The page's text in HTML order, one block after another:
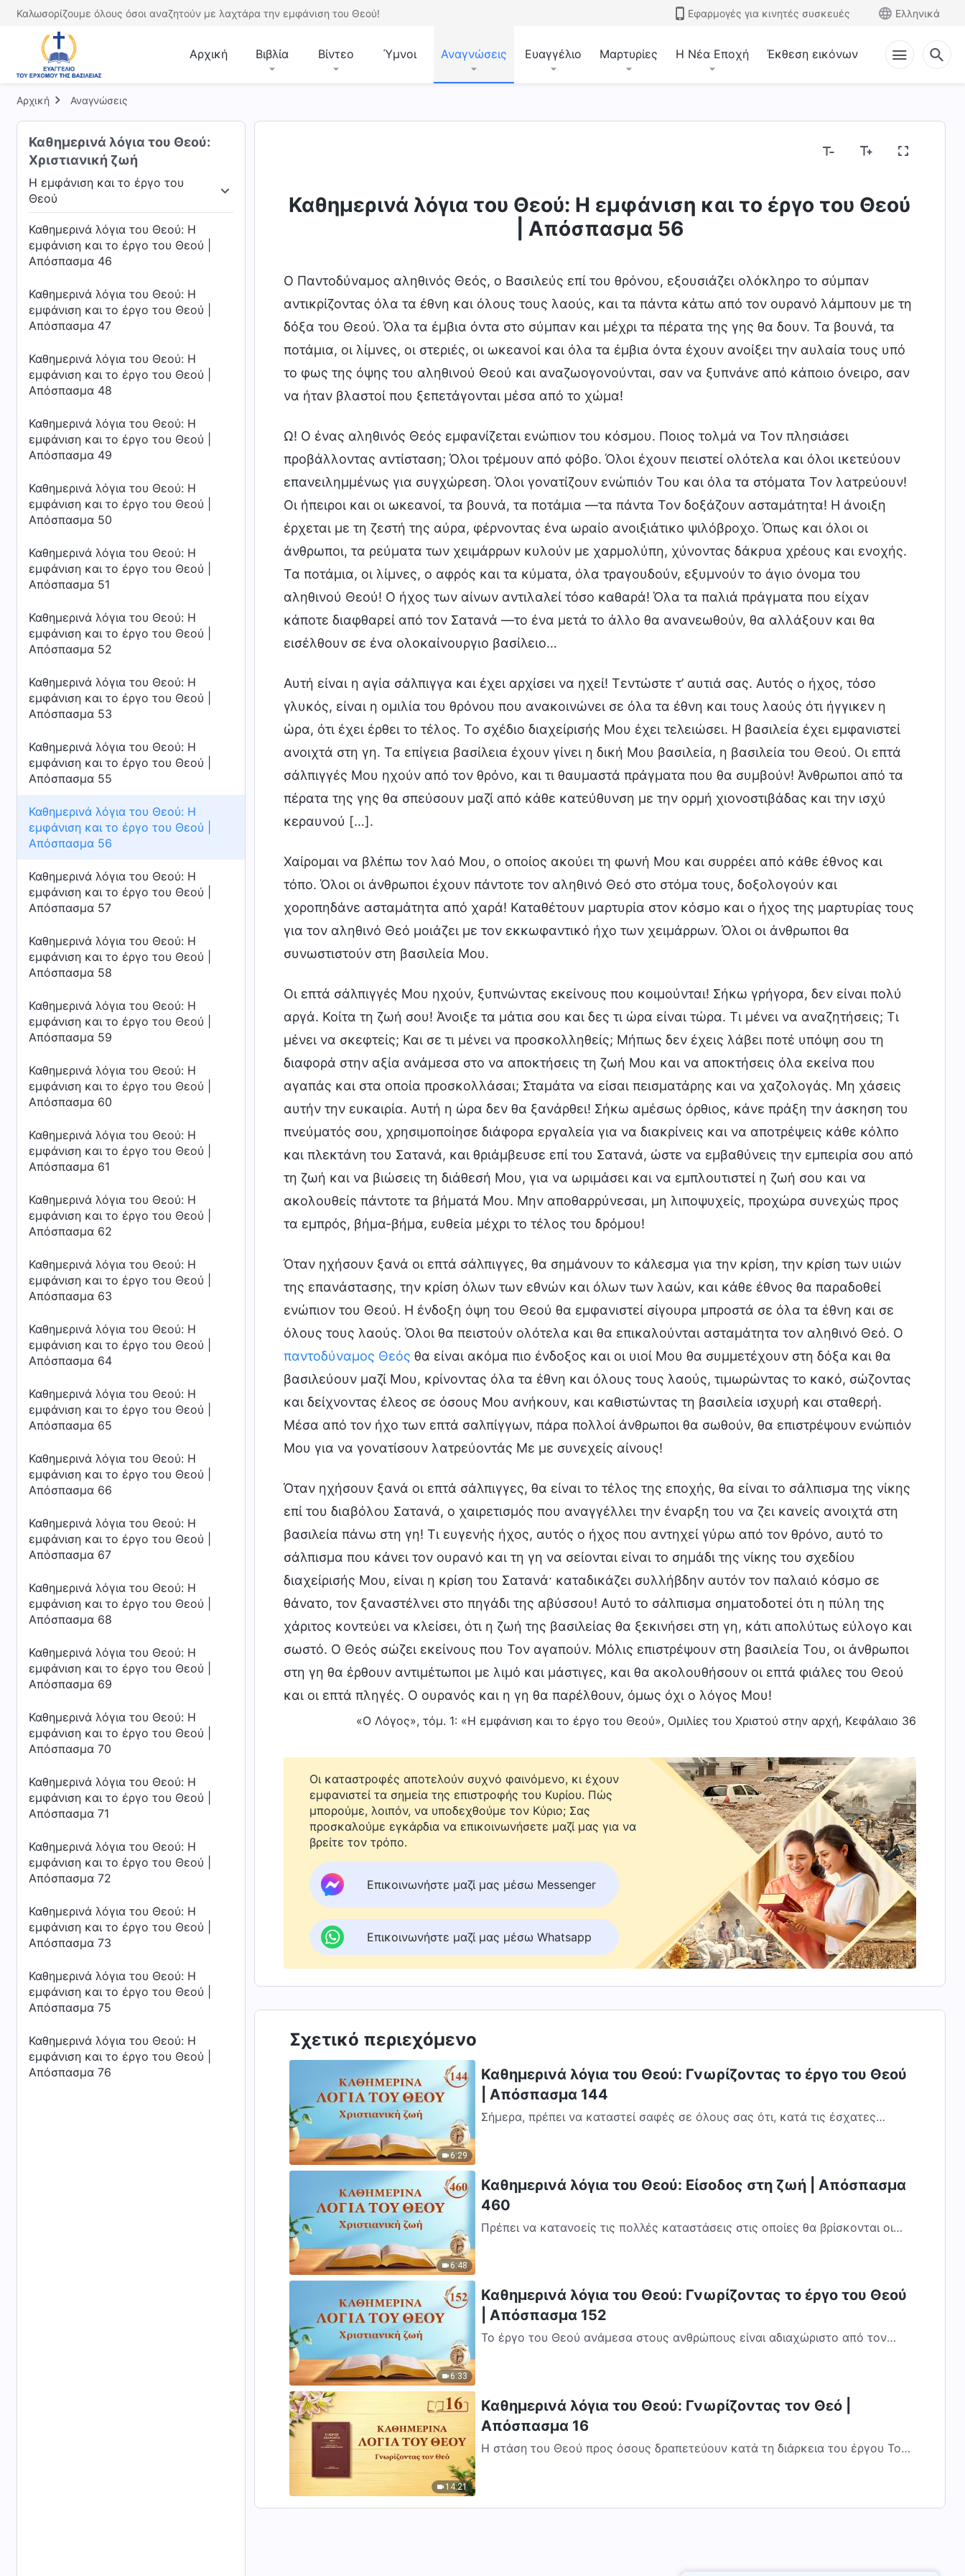
Καλωσορίζουμε όλους όσοι αναζητούν με λαχτάρα την εμφάνιση του Θεού! Εφαρμογές για κινητές συσκευές Ελληνικά
Αρχική Βιβλία Βίντεο Ύμνοι Αναγνώσεις Ευαγγέλιο Μαρτυρίες Η Νέα Εποχή Έκθεση εικόνων
Αρχική Αναγνώσεις
Καθημερινά λόγια του Θεού:
Χριστιανική ζωή
Η εμφάνιση και το έργο του
Θεού
έργου Η εμφάνιση και το έργο του Θεού Η κρίση τις έσχατες ημέρες Η ενσάρκωση Γνωρίζοντας το έργο του Θεού Η διάθεση του Θεού
Καθημερινά λόγια του Θεού: Η
εμφάνιση και το έργο του Θεού |
Απόσπασμα 46
Καθημερινά λόγια του Θεού: Η
εμφάνιση και το έργο του Θεού |
Απόσπασμα 47
Καθημερινά λόγια του Θεού: Η
εμφάνιση και το έργο του Θεού |
Απόσπασμα 48
Καθημερινά λόγια του Θεού: Η
εμφάνιση και το έργο του Θεού |
Απόσπασμα 49
Καθημερινά λόγια του Θεού: Η
εμφάνιση και το έργο του Θεού |
Απόσπασμα 50
Καθημερινά λόγια του Θεού: Η
εμφάνιση και το έργο του Θεού |
Απόσπασμα 51
Καθημερινά λόγια του Θεού: Η
εμφάνιση και το έργο του Θεού |
Απόσπασμα 52
Καθημερινά λόγια του Θεού: Η
εμφάνιση και το έργο του Θεού |
Απόσπασμα 53
Καθημερινά λόγια του Θεού: Η
εμφάνιση και το έργο του Θεού |
Απόσπασμα 55
Καθημερινά λόγια του Θεού: Η
εμφάνιση και το έργο του Θεού |
Απόσπασμα 56
Καθημερινά λόγια του Θεού: Η
εμφάνιση και το έργο του Θεού |
Απόσπασμα 57
Καθημερινά λόγια του Θεού: Η
εμφάνιση και το έργο του Θεού |
Απόσπασμα 58
Καθημερινά λόγια του Θεού: Η
εμφάνιση και το έργο του Θεού |
Απόσπασμα 59
Καθημερινά λόγια του Θεού: Η
εμφάνιση και το έργο του Θεού |
Απόσπασμα 60
Καθημερινά λόγια του Θεού: Η
εμφάνιση και το έργο του Θεού |
Απόσπασμα 61
Καθημερινά λόγια του Θεού: Η
εμφάνιση και το έργο του Θεού |
Απόσπασμα 62
Καθημερινά λόγια του Θεού: Η
εμφάνιση και το έργο του Θεού |
Απόσπασμα 63
Καθημερινά λόγια του Θεού: Η
εμφάνιση και το έργο του Θεού |
Απόσπασμα 64
Καθημερινά λόγια του Θεού: Η
εμφάνιση και το έργο του Θεού |
Απόσπασμα 65
Καθημερινά λόγια του Θεού: Η
εμφάνιση και το έργο του Θεού |
Απόσπασμα 66
Καθημερινά λόγια του Θεού: Η
εμφάνιση και το έργο του Θεού |
Απόσπασμα 67
Καθημερινά λόγια του Θεού: Η
εμφάνιση και το έργο του Θεού |
Απόσπασμα 68
Καθημερινά λόγια του Θεού: Η
εμφάνιση και το έργο του Θεού |
Απόσπασμα 69
Καθημερινά λόγια του Θεού: Η
εμφάνιση και το έργο του Θεού |
Απόσπασμα 70
Καθημερινά λόγια του Θεού: Η
εμφάνιση και το έργο του Θεού |
Απόσπασμα 71
Καθημερινά λόγια του Θεού: Η
εμφάνιση και το έργο του Θεού |
Απόσπασμα 72
Καθημερινά λόγια του Θεού: Η
εμφάνιση και το έργο του Θεού |
Απόσπασμα 73
Καθημερινά λόγια του Θεού: Η
εμφάνιση και το έργο του Θεού |
Απόσπασμα 75
Καθημερινά λόγια του Θεού: Η
εμφάνιση και το έργο του Θεού |
Απόσπασμα 76
Καθημερινά λόγια του Θεού: Η εμφάνιση και το έργο του Θεού
| Απόσπασμα 56
Ο Παντοδύναμος αληθινός Θεός, ο Βασιλεύς επί του θρόνου, εξουσιάζει ολόκληρο το σύμπαν
αντικρίζοντας όλα τα έθνη και όλους τους λαούς, και τα πάντα κάτω από τον ουρανό λάμπουν με τη
δόξα του Θεού. Όλα τα έμβια όντα στο σύμπαν και μέχρι τα πέρατα της γης θα δουν. Τα βουνά, τα
ποτάμια, οι λίμνες, οι στεριές, οι ωκεανοί και όλα τα έμβια όντα έχουν ανοίξει την αυλαία τους υπό
το φως της όψης του αληθινού Θεού και αναζωογονούνται, σαν να ξυπνάνε από κάποιο όνειρο, σαν
να ήταν βλαστοί που ξεπετάγονται μέσα από το χώμα!
Ω! Ο ένας αληθινός Θεός εμφανίζεται ενώπιον του κόσμου. Ποιος τολμά να Τον πλησιάσει
προβάλλοντας αντίσταση; Όλοι τρέμουν από φόβο. Όλοι έχουν πειστεί ολότελα και όλοι ικετεύουν
επανειλημμένως για συγχώρεση. Όλοι γονατίζουν ενώπιόν Του και όλα τα στόματα Τον λατρεύουν!
Οι ήπειροι και οι ωκεανοί, τα βουνά, τα ποτάμια —τα πάντα Τον δοξάζουν ασταμάτητα! Η άνοιξη
έρχεται με τη ζεστή της αύρα, φέρνοντας ένα ωραίο ανοιξιάτικο ψιλόβροχο. Όπως και όλοι οι
άνθρωποι, τα ρεύματα των χειμάρρων κυλούν με χαρμολύπη, χύνοντας δάκρυα χρέους και ενοχής.
Τα ποτάμια, οι λίμνες, ο αφρός και τα κύματα, όλα τραγουδούν, εξυμνούν το άγιο όνομα του
αληθινού Θεού! Ο ήχος των αίνων αντιλαλεί τόσο καθαρά! Όλα τα παλιά πράγματα που είχαν
κάποτε διαφθαρεί από τον Σατανά —το ένα μετά το άλλο θα ανανεωθούν, θα αλλάξουν και θα
εισέλθουν σε ένα ολοκαίνουργιο βασίλειο…
Αυτή είναι η αγία σάλπιγγα και έχει αρχίσει να ηχεί! Τεντώστε τ’ αυτιά σας. Αυτός ο ήχος, τόσο
γλυκός, είναι η ομιλία του θρόνου που ανακοινώνει σε όλα τα έθνη και τους λαούς ότι ήγγικεν η
ώρα, ότι έχει έρθει το τέλος. Το σχέδιο διαχείρισής Μου έχει τελειώσει. Η βασιλεία έχει εμφανιστεί
ανοιχτά στη γη. Τα επίγεια βασίλεια έχουν γίνει η δική Μου βασιλεία, η βασιλεία του Θεού. Οι επτά
σάλπιγγές Μου ηχούν από τον θρόνο, και τι θαυμαστά πράγματα που θα συμβούν! Άνθρωποι από τα
πέρατα της γης θα σπεύσουν μαζί από κάθε κατεύθυνση με την ορμή χιονοστιβάδας και την ισχύ
κεραυνού […].
Χαίρομαι να βλέπω τον λαό Μου, ο οποίος ακούει τη φωνή Μου και συρρέει από κάθε έθνος και
τόπο. Όλοι οι άνθρωποι έχουν πάντοτε τον αληθινό Θεό στο στόμα τους, δοξολογούν και
χοροπηδάνε ασταμάτητα από χαρά! Καταθέτουν μαρτυρία στον κόσμο και ο ήχος της μαρτυρίας τους
για τον αληθινό Θεό μοιάζει με τον εκκωφαντικό ήχο των χειμάρρων. Όλοι οι άνθρωποι θα
συνωστιστούν στη βασιλεία Μου.
Οι επτά σάλπιγγές Μου ηχούν, ξυπνώντας εκείνους που κοιμούνται! Σήκω γρήγορα, δεν είναι πολύ
αργά. Κοίτα τη ζωή σου! Άνοιξε τα μάτια σου και δες τι ώρα είναι τώρα. Τι μένει να αναζητήσεις; Τι
μένει να σκεφτείς; Και σε τι μένει να προσκολληθείς; Μήπως δεν έχεις λάβει ποτέ υπόψη σου τη
διαφορά στην αξία ανάμεσα στο να αποκτήσεις τη ζωή Μου και να αποκτήσεις όλα εκείνα που
αγαπάς και στα οποία προσκολλάσαι; Σταμάτα να είσαι πεισματάρης και να χαζολογάς. Μη χάσεις
αυτήν την ευκαιρία. Αυτή η ώρα δεν θα ξανάρθει! Σήκω αμέσως όρθιος, κάνε πράξη την άσκηση του
πνεύματός σου, χρησιμοποίησε διάφορα εργαλεία για να διακρίνεις και να αποτρέψεις κάθε κόλπο
και πλεκτάνη του Σατανά, και θριάμβευσε επί του Σατανά, ώστε να εμβαθύνεις την εμπειρία σου από
τη ζωή και να βιώσεις τη διάθεσή Μου, για να ωριμάσει και να εμπλουτιστεί η ζωή σου και να
ακολουθείς πάντοτε τα βήματά Μου. Μην αποθαρρύνεσαι, μη λιποψυχείς, προχώρα συνεχώς προς
τα εμπρός, βήμα-βήμα, ευθεία μέχρι το τέλος του δρόμου!
Όταν ηχήσουν ξανά οι επτά σάλπιγγες, θα σημάνουν το κάλεσμα για την κρίση, την κρίση των υιών
της επανάστασης, την κρίση όλων των εθνών και όλων των λαών, και κάθε έθνος θα παραδοθεί
ενώπιον του Θεού. Η ένδοξη όψη του Θεού θα εμφανιστεί σίγουρα μπροστά σε όλα τα έθνη και σε
όλους τους λαούς. Όλοι θα πειστούν ολότελα και θα επικαλούνται ασταμάτητα τον αληθινό Θεό. Ο
παντοδύναμος Θεός θα είναι ακόμα πιο ένδοξος και οι υιοί Μου θα συμμετέχουν στη δόξα και θα
βασιλεύουν μαζί Μου, κρίνοντας όλα τα έθνη και όλους τους λαούς, τιμωρώντας το κακό, σώζοντας
και δείχνοντας έλεος σε όσους Μου ανήκουν, και καθιστώντας τη βασιλεία ισχυρή και σταθερή.
Μέσα από τον ήχο των επτά σαλπίγγων, πάρα πολλοί άνθρωποι θα σωθούν, θα επιστρέψουν ενώπιόν
Μου για να γονατίσουν λατρεύοντάς Με με συνεχείς αίνους!
Όταν ηχήσουν ξανά οι επτά σάλπιγγες, θα είναι το τέλος της εποχής, θα είναι το σάλπισμα της νίκης
επί του διαβόλου Σατανά, ο χαιρετισμός που αναγγέλλει την έναρξη του να ζει κανείς ανοιχτά στη
βασιλεία πάνω στη γη! Τι ευγενής ήχος, αυτός ο ήχος που αντηχεί γύρω από τον θρόνο, αυτό το
σάλπισμα που κάνει τον ουρανό και τη γη να σείονται είναι το σημάδι της νίκης του σχεδίου
διαχείρισής Μου, είναι η κρίση του Σατανά· καταδικάζει συλλήβδην αυτόν τον παλαιό κόσμο σε
θάνατο, τον ξαναστέλνει στο πηγάδι της αβύσσου! Αυτό το σάλπισμα σηματοδοτεί ότι η πύλη της
χάριτος κοντεύει να κλείσει, ότι η ζωή της βασιλείας θα ξεκινήσει στη γη, κάτι απολύτως εύλογο και
σωστό. Ο Θεός σώζει εκείνους που Τον αγαπούν. Μόλις επιστρέψουν στη βασιλεία Του, οι άνθρωποι
στη γη θα έρθουν αντιμέτωποι με λιμό και μάστιγες, και θα ακολουθήσουν οι επτά φιάλες του Θεού
και οι επτά πληγές. Ο ουρανός και η γη θα παρέλθουν, όμως όχι ο λόγος Μου!
«Ο Λόγος», τόμ. 1: «Η εμφάνιση και το έργο του Θεού», Ομιλίες του Χριστού στην αρχή, Κεφάλαιο 36
Οι καταστροφές αποτελούν συχνό φαινόμενο, κι έχουν
εμφανιστεί τα σημεία της επιστροφής του Κυρίου. Πώς
μπορούμε, λοιπόν, να υποδεχθούμε τον Κύριο; Σας
προσκαλούμε εγκάρδια να επικοινωνήσετε μαζί μας για να
βρείτε τον τρόπο.
Επικοινωνήστε μαζί μας μέσω Messenger
Επικοινωνήστε μαζί μας μέσω Whatsapp
Σχετικό περιεχόμενο
6:29
Καθημερινά λόγια του Θεού: Γνωρίζοντας το έργο του Θεού
| Απόσπασμα 144
Σήμερα, πρέπει να καταστεί σαφές σε όλους σας ότι, κατά τις έσχατες
6:48
Καθημερινά λόγια του Θεού: Είσοδος στη ζωή | Απόσπασμα
460
Πρέπει να κατανοείς τις πολλές καταστάσεις στις οποίες θα βρίσκονται οι
6:33
Καθημερινά λόγια του Θεού: Γνωρίζοντας το έργο του Θεού
| Απόσπασμα 152
Το έργο του Θεού ανάμεσα στους ανθρώπους είναι αδιαχώριστο από τον
14:21
Καθημερινά λόγια του Θεού: Γνωρίζοντας τον Θεό |
Απόσπασμα 16
Η στάση του Θεού προς όσους δραπετεύουν κατά τη διάρκεια του έργου Του